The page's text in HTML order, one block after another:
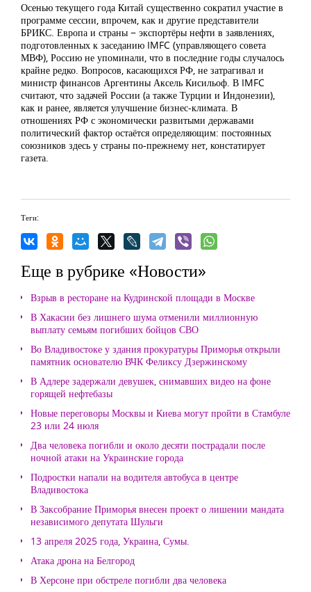
Осенью текущего года Китай существенно сократил участие в
программе сессии, впрочем, как и другие представители
БРИКС. Европа и страны − экспортёры нефти в заявлениях,
подготовленных к заседанию IMFC (управляющего совета
МВФ), Россию не упоминали, что в последние годы случалось
крайне редко. Вопросов, касающихся РФ, не затрагивал и
министр финансов Аргентины Аксель Кисильоф. В IMFC
считают, что задачей России (а также Турции и Индонезии),
как и ранее, является улучшение бизнес-климата. В
отношениях РФ с экономически развитыми державами
политический фактор остаётся определяющим: постоянных
союзников здесь у страны по-прежнему нет, констатирует
газета.
Теги:
Еще в рубрике «Новости»
Взрыв в ресторане на Кудринской площади в Москве
В Хакасии без лишнего шума отменили миллионную
выплату семьям погибших бойцов СВО
Во Владивостоке у здания прокуратуры Приморья открыли
памятник основателю ВЧК Феликсу Дзержинскому
В Адлере задержали девушек, снимавших видео на фоне
горящей нефтебазы
Новые переговоры Москвы и Киева могут пройти в Стамбуле
23 или 24 июля
Два человека погибли и около десяти пострадали после
ночной атаки на Украинские города
Подростки напали на водителя автобуса в центре
Владивостока
В Заксобрание Приморья внесен проект о лишении мандата
независимого депутата Шульги
13 апреля 2025 года, Украина, Сумы.
Атака дрона на Белгород
В Херсоне при обстреле погибли два человека